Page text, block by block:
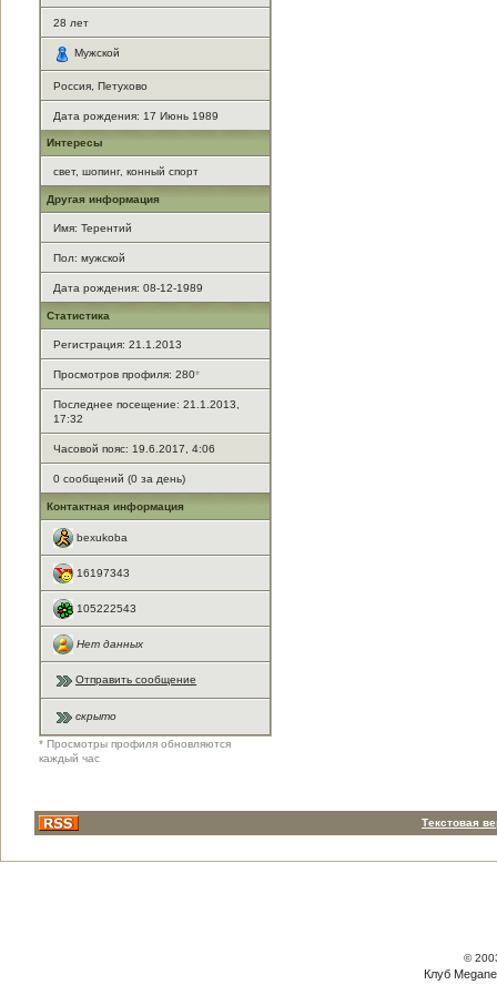
28 лет
Мужской
Россия, Петухово
Дата рождения: 17 Июнь 1989
Интересы
свет, шопинг, конный спорт
Другая информация
Имя: Терентий
Пол: мужской
Дата рождения: 08-12-1989
Статистика
Регистрация: 21.1.2013
Просмотров профиля: 280*
Последнее посещение: 21.1.2013,
17:32
Часовой пояс: 19.6.2017, 4:06
0 сообщений (0 за день)
Контактная информация
bexukoba
16197343
105222543
Нет данных
Отправить сообщение
скрыто
* Просмотры профиля обновляются
каждый час
Текстовая
©
Клуб